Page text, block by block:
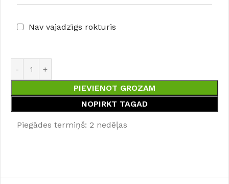
Nav vajadzīgs rokturis
PIEVIENOT GROZAM
NOPIRKT TAGAD
Piegādes termiņš: 2 nedēļas